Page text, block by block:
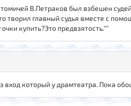
В.Петраков был взбешен
творил главный судья вместе с
купить?Это предвзятость.""
который у драмтеатра. Пока